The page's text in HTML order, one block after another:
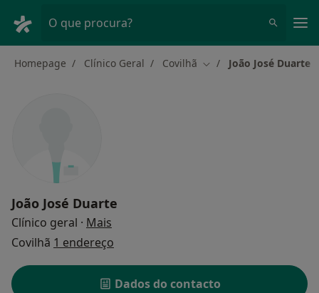
O que procura?
Homepage Clínico Geral Covilhã Mudar de cidade
João José Duarte
João José Duarte
Clínico geral · Mais
Covilhã 1 endereço
Dados do contacto